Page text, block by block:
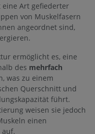
eine Art gefiederter
von Muskelfasern
angeordnet sind,
ermöglicht es, eine
des mehrfach
was zu einem
Querschnitt und
führt.
weisen sie jedoch
einen
auf.